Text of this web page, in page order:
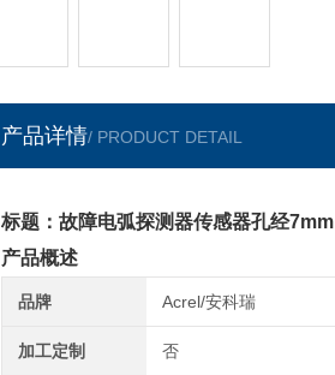
产品详情/ PRODUCT DETAIL
标题：故障电弧探测器传感器孔经7mm
产品概述
品牌 Acrel/安科瑞
加工定制 否